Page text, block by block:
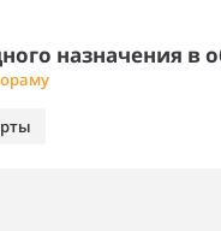
назначения в